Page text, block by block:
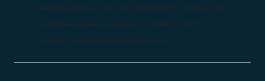
загрузка данных из базы напрямую в вашу CRM
передача данных в ваши системы по API
любые индивидуальные решения